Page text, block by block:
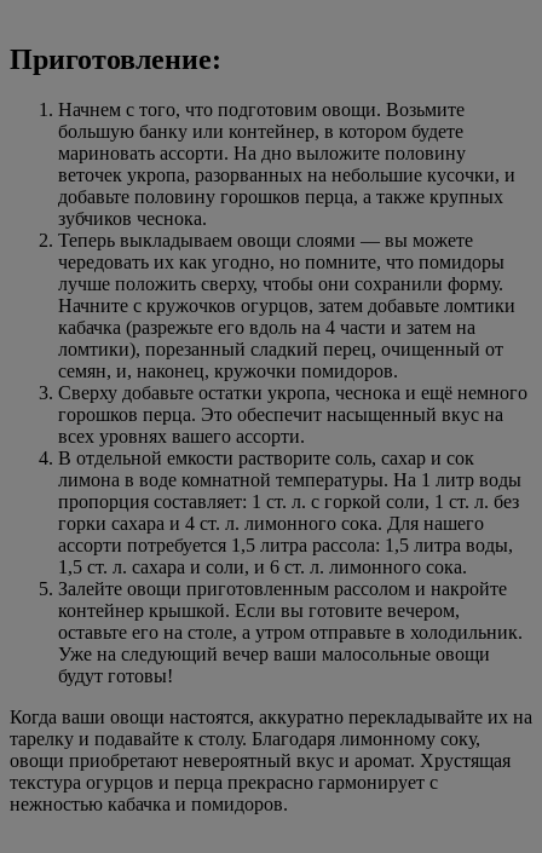
Приготовление:
Начнем с того, что подготовим овощи. Возьмите
большую банку или контейнер, в котором будете
мариновать ассорти. На дно выложите половину
веточек укропа, разорванных на небольшие кусочки, и
добавьте половину горошков перца, а также крупных
зубчиков чеснока.
Теперь выкладываем овощи слоями — вы можете
чередовать их как угодно, но помните, что помидоры
лучше положить сверху, чтобы они сохранили форму.
Начните с кружочков огурцов, затем добавьте ломтики
кабачка (разрежьте его вдоль на 4 части и затем на
ломтики), порезанный сладкий перец, очищенный от
семян, и, наконец, кружочки помидоров.
Сверху добавьте остатки укропа, чеснока и ещё немного
горошков перца. Это обеспечит насыщенный вкус на
всех уровнях вашего ассорти.
В отдельной емкости растворите соль, сахар и сок
лимона в воде комнатной температуры. На 1 литр воды
пропорция составляет: 1 ст. л. с горкой соли, 1 ст. л. без
горки сахара и 4 ст. л. лимонного сока. Для нашего
ассорти потребуется 1,5 литра рассола: 1,5 литра воды,
1,5 ст. л. сахара и соли, и 6 ст. л. лимонного сока.
Залейте овощи приготовленным рассолом и накройте
контейнер крышкой. Если вы готовите вечером,
оставьте его на столе, а утром отправьте в холодильник.
Уже на следующий вечер ваши малосольные овощи
будут готовы!
Когда ваши овощи настоятся, аккуратно перекладывайте их на
тарелку и подавайте к столу. Благодаря лимонному соку,
овощи приобретают невероятный вкус и аромат. Хрустящая
текстура огурцов и перца прекрасно гармонирует с
нежностью кабачка и помидоров.